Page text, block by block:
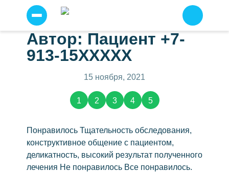
Прайс
Услуги
(2783)
Примеры работ
Наши специалисты
Детская стоматология
Профессиональная чистка зубов
Имплантация зубов
Автор: Пациент +7-
913-15XXXXX
15 ноября, 2021
1 2 3 4 5
Понравилось Тщательность обследования,
конструктивное общение с пациентом,
деликатность, высокий результат полученного
лечения Не понравилось Все понравилось.
Отправить